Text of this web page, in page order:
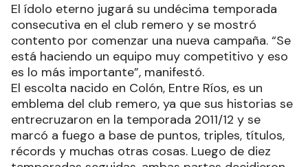
El ídolo eterno jugará su undécima temporada
consecutiva en el club remero y se mostró
contento por comenzar una nueva campaña. “Se
está haciendo un equipo muy competitivo y eso
es lo más importante”, manifestó.
El escolta nacido en Colón, Entre Ríos, es un
emblema del club remero, ya que sus historias se
entrecruzaron en la temporada 2011/12 y se
marcó a fuego a base de puntos, triples, títulos,
récords y muchas otras cosas. Luego de diez